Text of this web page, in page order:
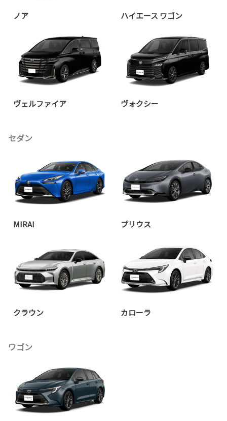
ノア ハイエース ワゴン
ヴェルファイア ヴォクシー
セダン
MIRAI プリウス
クラウン カローラ
ワゴン